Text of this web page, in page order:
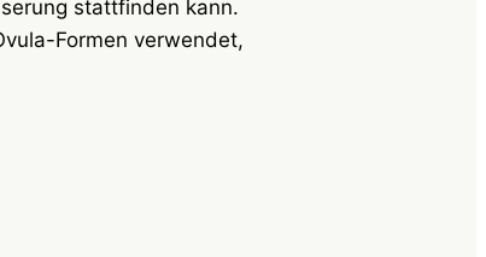
stattfinden kann.
Formen verwendet,